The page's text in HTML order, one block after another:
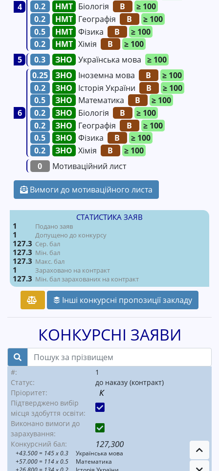
4
0.2
Біологія B
≥ 100
0.2
Географія B
≥ 100
0.5
Фізика B
≥ 100
0.2
Хімія B
≥ 100
5
0.3 Українська мова ≥ 100
6
0.25 Іноземна мова B
≥ 100
0.2
Історія України B
≥ 100
0.5
Математика B
≥ 100
0.2
Біологія B
≥ 100
0.2
Географія B
≥ 100
0.5
Фізика B
≥ 100
0.2
Хімія B
≥ 100
0
Мотиваційний лист
Вимоги до мотиваційного листа
СТАТИСТИКА ЗАЯВ
1
Подано заяв
1 Допущено до конкурсу
127.3 Сер. бал
127.3 Мін. бал
127.3 Макс. бал
1 Зараховано на контракт
127.3 Мін. бал зарахованих на контракт
Інші конкурсні пропозиції закладу
КОНКУРСНІ ЗАЯВИ
#:
1
Статус:
до наказу (контракт)
Пріоритет:
К
Підтверджено вибір
місця здобуття освіти:
Виконано вимоги до
зарахування:
Конкурсний бал:
127,300
+43.500 = 145 x 0.3
Українська мова
+57.000 = 114 x 0.5
Математика